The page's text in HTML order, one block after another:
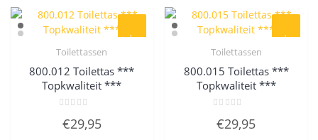
Quick View
Toilettassen
800.012 Toilettas ***
Topkwaliteit ***
0
uit
€29,95
Quick View
Toilettassen
800.015 Toilettas ***
Topkwaliteit ***
0
uit
€29,95